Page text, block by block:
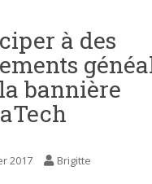
à des
bannière
2017 Brigitte